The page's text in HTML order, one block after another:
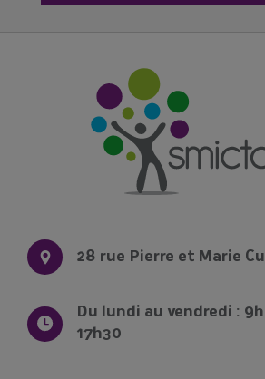
Le SMICTOM Sud Est
28 rue Pierre et Marie
Du lundi au vendredi : 9h
17h30